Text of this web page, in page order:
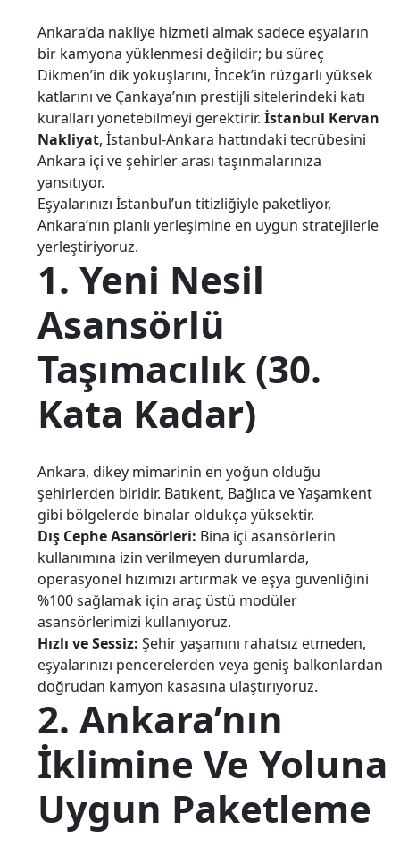
Ankara’da nakliye hizmeti almak sadece eşyaların
bir kamyona yüklenmesi değildir; bu süreç
Dikmen’in dik yokuşlarını, İncek’in rüzgarlı yüksek
katlarını ve Çankaya’nın prestijli sitelerindeki katı
kuralları yönetebilmeyi gerektirir. İstanbul Kervan
Nakliyat, İstanbul-Ankara hattındaki tecrübesini
Ankara içi ve şehirler arası taşınmalarınıza
yansıtıyor.
Eşyalarınızı İstanbul’un titizliğiyle paketliyor,
Ankara’nın planlı yerleşimine en uygun stratejilerle
yerleştiriyoruz.
1. Yeni Nesil
Asansörlü
Taşımacılık (30.
Kata Kadar)
Ankara, dikey mimarinin en yoğun olduğu
şehirlerden biridir. Batıkent, Bağlıca ve Yaşamkent
gibi bölgelerde binalar oldukça yüksektir.
Dış Cephe Asansörleri: Bina içi asansörlerin
kullanımına izin verilmeyen durumlarda,
operasyonel hızımızı artırmak ve eşya güvenliğini
%100 sağlamak için araç üstü modüler
asansörlerimizi kullanıyoruz.
Hızlı ve Sessiz: Şehir yaşamını rahatsız etmeden,
eşyalarınızı pencerelerden veya geniş balkonlardan
doğrudan kamyon kasasına ulaştırıyoruz.
2. Ankara’nın
İklimine Ve Yoluna
Uygun Paketleme